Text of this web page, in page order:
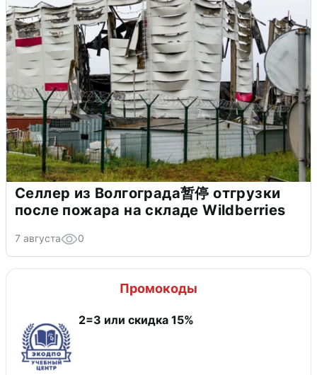
Селлер из Волгограда暂停 отгрузки
после пожара на складе Wildberries
7 августа 0
Промокоды
2=3 или скидка 15%